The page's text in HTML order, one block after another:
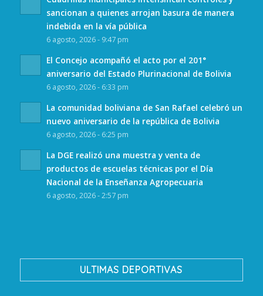
sancionan a quienes arrojan basura de manera
indebida en la vía pública
6 agosto, 2026 - 9:47 pm
El Concejo acompañó el acto por el 201°
aniversario del Estado Plurinacional de Bolivia
6 agosto, 2026 - 6:33 pm
La comunidad boliviana de San Rafael celebró un
nuevo aniversario de la república de Bolivia
6 agosto, 2026 - 6:25 pm
La DGE realizó una muestra y venta de
productos de escuelas técnicas por el Día
Nacional de la Enseñanza Agropecuaria
6 agosto, 2026 - 2:57 pm
ULTIMAS DEPORTIVAS